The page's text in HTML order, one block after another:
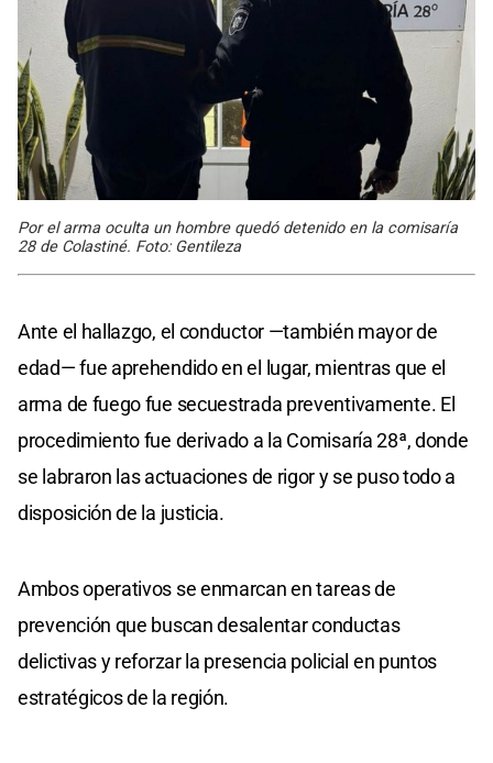
Por el arma oculta un hombre quedó detenido en la comisaría
28 de Colastiné. Foto: Gentileza
Ante el hallazgo, el conductor —también mayor de
edad— fue aprehendido en el lugar, mientras que el
arma de fuego fue secuestrada preventivamente. El
procedimiento fue derivado a la Comisaría 28ª, donde
se labraron las actuaciones de rigor y se puso todo a
disposición de la justicia.
Ambos operativos se enmarcan en tareas de
prevención que buscan desalentar conductas
delictivas y reforzar la presencia policial en puntos
estratégicos de la región.